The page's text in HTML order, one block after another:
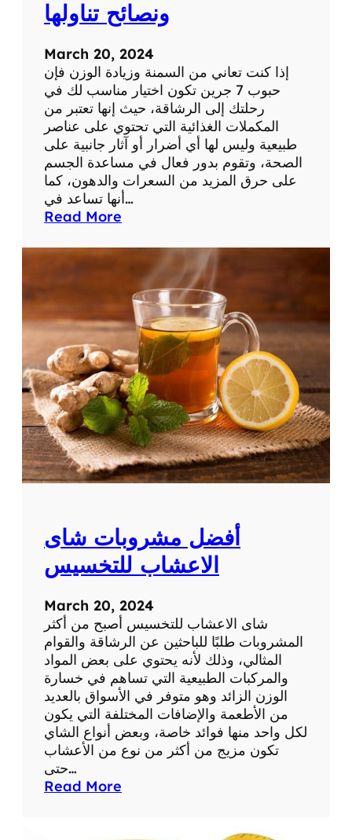
ل
ل
ن
ح
ي
ف
و
ط
ر
ي
ق
ة
ح
ض
ي
ر
ونصائح تناولها
March 20, 2024
إذا كنت تعاني من السمنة وزيادة الوزن فإن
حبوب 7 جرين تكون اختيار مناسب لك في
رحلتك إلى الرشاقة، حيث إنها تعتبر من
المكملات الغذائية التي تحتوي على عناصر
طبيعية وليس لها أي أضرار أو آثار جانبية على
الصحة، وتقوم بدور فعال في مساعدة الجسم
على حرق المزيد من السعرات والدهون، كما
أنها تساعد في…
Read More
ب
ب
ج
ي
ن
ل
إ
ن
ق
ا
ص
و
ز
ن
ن
ص
ا
ئ
ح
ت
ن
ا
و
ه
أفضل مشروبات شاى
الاعشاب للتخسيس
March 20, 2024
شاى الاعشاب للتخسيس أصبح من أكثر
المشروبات طلبًا للباحثين عن الرشاقة والقوام
المثالي، وذلك لأنه يحتوي على بعض المواد
والمركبات الطبيعية التي تساهم في خسارة
الوزن الزائد وهو متوفر في الأسواق بالعديد
من الأطعمة والإضافات المختلفة التي يكون
لكل واحد منها فوائد خاصة، وبعض أنواع الشاي
تكون مزيج من أكثر من نوع من الأعشاب
حتى…
Read More